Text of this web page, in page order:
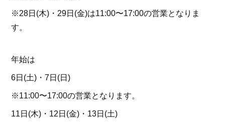
※28日(木)・29日(金)は11:00〜17:00の営業となりま
す。
年始は
6日(土)・7日(日)
※11:00〜17:00の営業となります。
11日(木)・12日(金)・13日(土)